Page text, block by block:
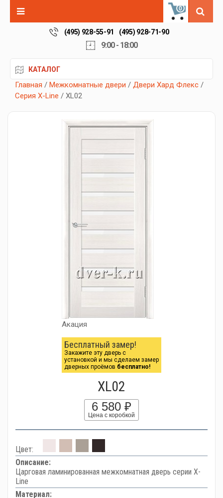
0
(495) 928-55-91 (495) 928-71-90
9:00 - 18:00
КАТАЛОГ
Главная / Межкомнатные двери / Двери Хард Флекс /
Серия X-Line / XL02
Акация
Бесплатный замер!
Закажите эту дверь с
установкой и мы сделаем замер
дверных проёмов бесплатно!
XL02
6 580 ₽
Цена с коробкой
Цвет:
Описание:
Царговая ламинированная межкомнатная дверь серии X-
Line
Материал: